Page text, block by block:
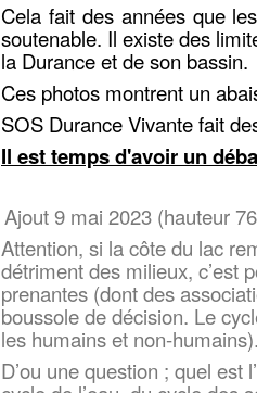
Cela fait des années que
soutenable. Il existe des
la Durance et de son bassin.
Ces photos montrent un
SOS Durance Vivante fait
Il est temps d'avoir un
Ajout 9 mai 2023 (hauteur
Attention, si la côte du lac
détriment des milieux, c’est
prenantes (dont des
boussole de décision. Le
les humains et non-
D’ou une question ; quel